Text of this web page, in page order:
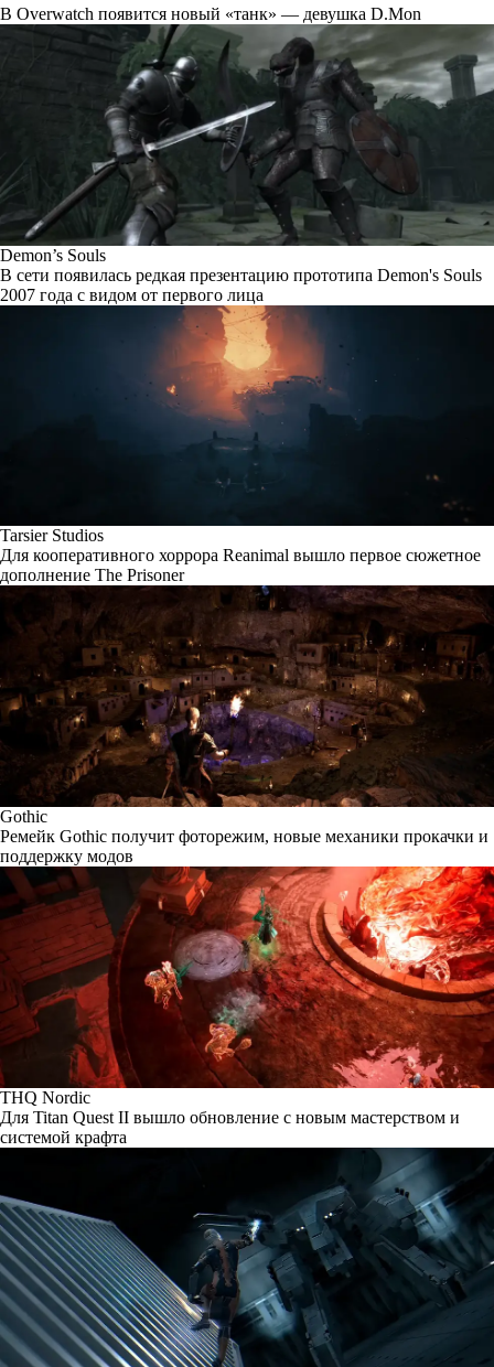
В Overwatch появится новый «танк» — девушка D.Mon
Demon’s Souls
В сети появилась редкая презентацию прототипа Demon's Souls
2007 года с видом от первого лица
Tarsier Studios
Для кооперативного хоррора Reanimal вышло первое сюжетное
дополнение The Prisoner
Gothic
Ремейк Gothic получит фоторежим, новые механики прокачки и
поддержку модов
THQ Nordic
Для Titan Quest II вышло обновление с новым мастерством и
системой крафта